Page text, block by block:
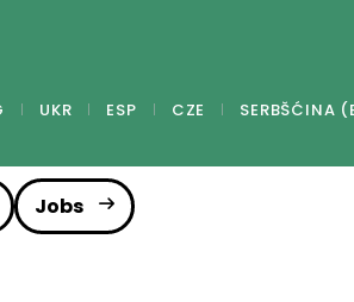
UKR ESP CZE SERBŠĆINA
Jobs